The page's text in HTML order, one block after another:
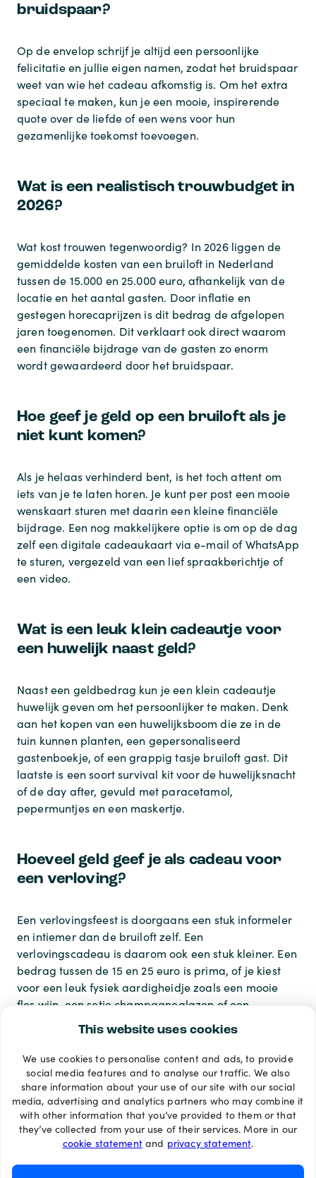
This website uses cookies
We use cookies to personalise content and ads, to provide
social media features and to analyse our traffic. We also
share information about your use of our site with our social
media, advertising and analytics partners who may combine it
with other information that you’ve provided to them or that
they’ve collected from your use of their services. More in our
cookie statementand privacy statement.
bruidspaar?
Op de envelop schrijf je altijd een persoonlijke
felicitatie en jullie eigen namen, zodat het bruidspaar
weet van wie het cadeau afkomstig is. Om het extra
speciaal te maken, kun je een mooie, inspirerende
quote over de liefde of een wens voor hun
gezamenlijke toekomst toevoegen.
Wat is een realistisch trouwbudget in
2026?
Wat kost trouwen tegenwoordig? In 2026 liggen de
gemiddelde kosten van een bruiloft in Nederland
tussen de 15.000 en 25.000 euro, afhankelijk van de
locatie en het aantal gasten. Door inflatie en
gestegen horecaprijzen is dit bedrag de afgelopen
jaren toegenomen. Dit verklaart ook direct waarom
een financiële bijdrage van de gasten zo enorm
wordt gewaardeerd door het bruidspaar.
Hoe geef je geld op een bruiloft als je
niet kunt komen?
Als je helaas verhinderd bent, is het toch attent om
iets van je te laten horen. Je kunt per post een mooie
wenskaart sturen met daarin een kleine financiële
bijdrage. Een nog makkelijkere optie is om op de dag
zelf een digitale cadeaukaart via e-mail of WhatsApp
te sturen, vergezeld van een lief spraakberichtje of
een video.
Wat is een leuk klein cadeautje voor
een huwelijk naast geld?
Naast een geldbedrag kun je een klein cadeautje
huwelijk geven om het persoonlijker te maken. Denk
aan het kopen van een huwelijksboom die ze in de
tuin kunnen planten, een gepersonaliseerd
gastenboekje, of een grappig tasje bruiloft gast. Dit
laatste is een soort survival kit voor de huwelijksnacht
of de day after, gevuld met paracetamol,
pepermuntjes en een maskertje.
Hoeveel geld geef je als cadeau voor
een verloving?
Een verlovingsfeest is doorgaans een stuk informeler
en intiemer dan de bruiloft zelf. Een
verlovingscadeau is daarom ook een stuk kleiner. Een
bedrag tussen de 15 en 25 euro is prima, of je kiest
voor een leuk fysiek aardigheidje zoals een mooie
fles wijn, een setje champagneglazen of een
Betaalmethoden